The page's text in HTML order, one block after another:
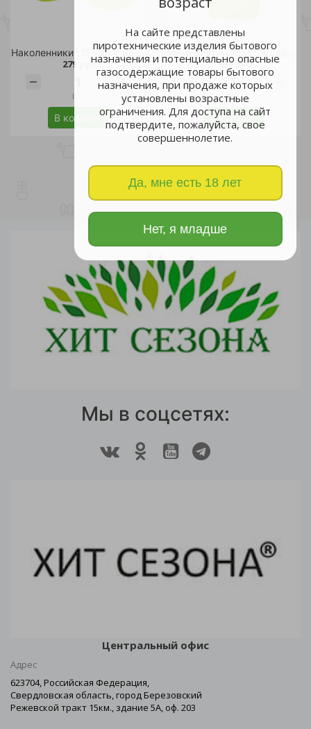
На сайте представлены
пиротехнические изделия бытового
назначения и потенциально опасные
газосодержащие товары бытового
назначения, при продаже которых
установлены возрастные
ограничения. Для доступа на сайт
подтвердите, пожалуйста, свое
совершеннолетие.
Да, мне есть 18 лет
Нет, я младше
Наколенники LISTOK с ремнями 2 шт /24
279 руб.
шт
В корзину
159 руб.
шт
В корзину
Мы в соцсетях:
Центральный офис
Адрес
623704, Российская Федерация,
Свердловская область, город Березовский
Режевской тракт 15км., здание 5А, оф. 203